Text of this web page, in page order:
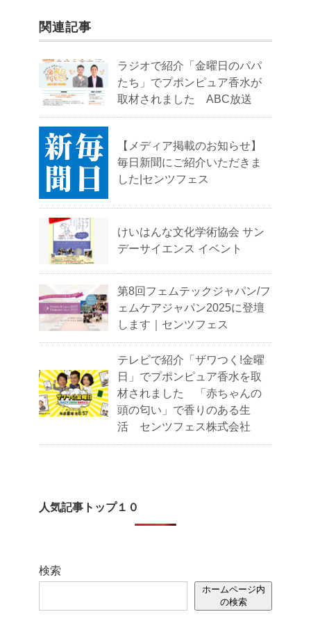
関連記事
ラジオで紹介「金曜日のパパ
たち」でプポンピュア香水が
取材されました ABC放送
【メディア掲載のお知らせ】
毎日新聞にご紹介いただきま
した|センツフェス
けいはんな文化学術協会 サン
デーサイエンス イベント
第8回フェムテックジャパン/フ
ェムケアジャパン2025に登壇
します｜センツフェス
テレビで紹介「ザワつく!金曜
日」でプポンピュア香水を取
材されました 「赤ちゃんの
頭の匂い」で香りのある生
活 センツフェス株式会社
人気記事トップ１０
検索
ホームページ内
の検索